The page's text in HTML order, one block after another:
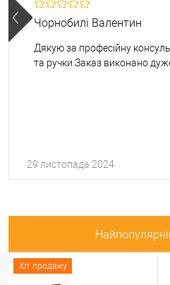
Чорнобилі Валентин
Дякую за професійну
та ручки.Заказ виконано
29 листопада 2024
Хіт продажу